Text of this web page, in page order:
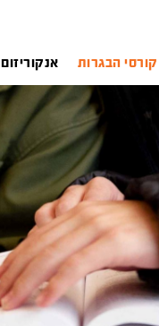
קורסי הבגרות אנקוריזום